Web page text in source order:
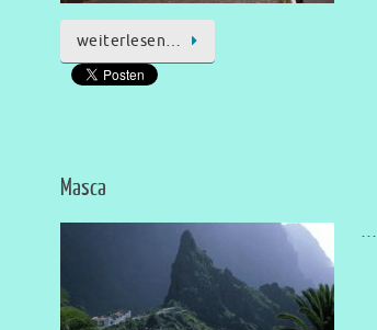
weiterlesen…
Masca
…